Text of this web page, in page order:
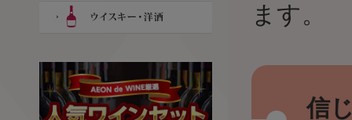
ます。
信